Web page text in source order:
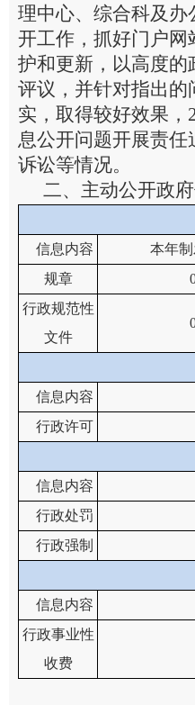
理中心、综合科及办
开工作，抓好门户
护和更新，以高度
评议，并针对指出
实，取得较好效果，
息公开问题开展责
诉讼等情况。
二、主动公开政
信息内容
本年
规章
行政规范性
文件
信息内容
行政许可
信息内容
行政处罚
行政强制
信息内容
行政事业性
收费